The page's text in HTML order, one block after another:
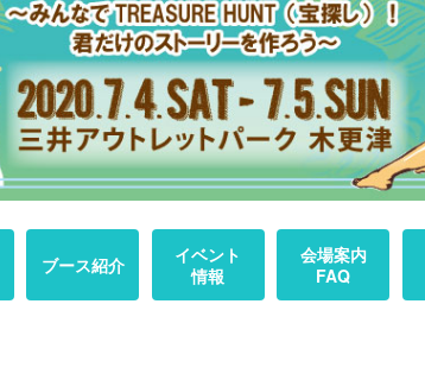
ブース紹介
イベント
情報
会場案内
FAQ